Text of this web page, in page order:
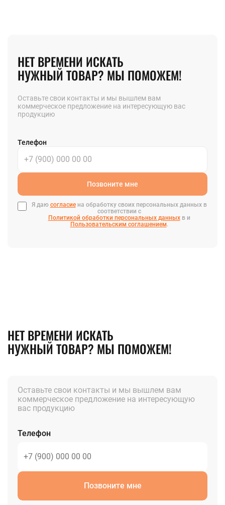
НЕТ ВРЕМЕНИ ИСКАТЬ
НУЖНЫЙ ТОВАР? МЫ ПОМОЖЕМ!
Оставьте свои контакты и мы вышлем вам
коммерческое предложение на интересующую вас
продукцию
Телефон
Позвоните мне
Я даю согласиена обработку своих персональных данных в
соответствии с
Политикой обработки персональных данныхв и
Пользовательским соглашением.
НЕТ ВРЕМЕНИ ИСКАТЬ
НУЖНЫЙ ТОВАР? МЫ ПОМОЖЕМ!
Оставьте свои контакты и мы вышлем вам
коммерческое предложение на интересующую
вас продукцию
Телефон
Позвоните мне